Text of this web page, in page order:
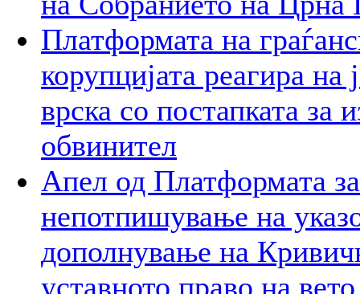
Платформата на
корупцијата реагира
врска со постапката за
обвинител
Апел од Платформата
непотпишување на
дополнување на
уставното право на вето